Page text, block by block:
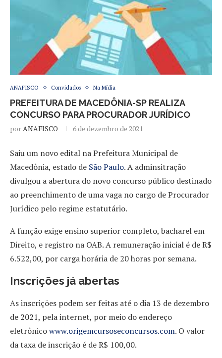
ANAFISCO Convidados Na Mídia
PREFEITURA DE MACEDÔNIA-SP REALIZA
CONCURSO PARA PROCURADOR JURÍDICO
por ANAFISCO 6 de dezembro de 2021
Saiu um novo edital na Prefeitura Municipal de
Macedônia, estado de São Paulo. A adminsitração
divulgou a abertura do novo concurso público destinado
ao preenchimento de uma vaga no cargo de Procurador
Jurídico pelo regime estatutário.
A função exige ensino superior completo, bacharel em
Direito, e registro na OAB. A remuneração inicial é de R$
6.522,00, por carga horária de 20 horas por semana.
Inscrições já abertas
As inscrições podem ser feitas até o dia 13 de dezembro
de 2021, pela internet, por meio do endereço
eletrônicowww.origemcursoseconcursos.com. O valor
da taxa de inscrição é de R$ 100,00.